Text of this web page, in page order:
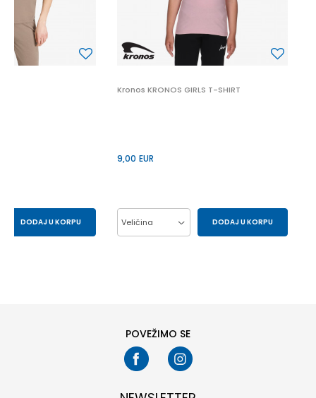
DODAJ U KORPU
Kronos KRONOS GIRLS T-SHIRT
9,00 EUR
Veličina DODAJ U KORPU
POVEŽIMO SE